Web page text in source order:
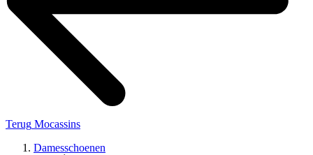
Terug Mocassins
Damesschoenen